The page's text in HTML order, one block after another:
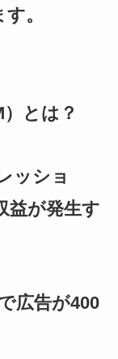
。
とは？
ッショ
益が発生す
広告が400